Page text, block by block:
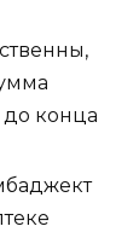
до конца